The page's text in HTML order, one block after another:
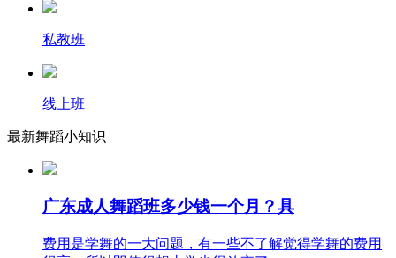
私教班
线上班
最新舞蹈小知识
广东成人舞蹈班多少钱一个月？具
费用是学舞的一大问题，有一些不了解觉得学舞的费用